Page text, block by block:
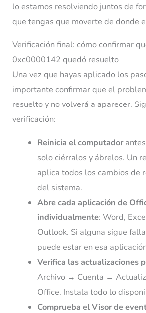
lo estamos resolviendo juntos de
que tengas que moverte de donde
Verificación final: cómo confirmar
0xc0000142 quedó resuelto
Una vez que hayas aplicado los
importante confirmar que el
resuelto y no volverá a aparecer.
verificación:
Reinicia el computadorantes
solo ciérralos y ábrelos. Un
aplica todos los cambios de
del sistema.
Abre cada aplicación de
individualmente: Word,
Outlook. Si alguna sigue
puede estar en esa
Verifica las actualizaciones
Archivo → Cuenta →
Office. Instala todo lo
Comprueba el Visor de